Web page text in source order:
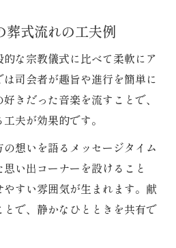
葬式流れの工夫例
な宗教儀式に比べて柔軟にア
司会者が趣旨や進行を簡単に
きだった音楽を流すことで、
夫が効果的です。
想いを語るメッセージタイム
い出コーナーを設けること
すい雰囲気が生まれます。献
で、静かなひとときを共有で